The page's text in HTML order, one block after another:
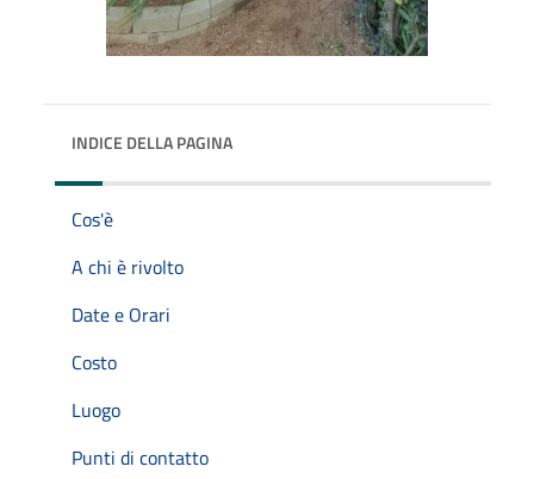
INDICE DELLA PAGINA
Cos'è
A chi è rivolto
Date e Orari
Costo
Luogo
Punti di contatto